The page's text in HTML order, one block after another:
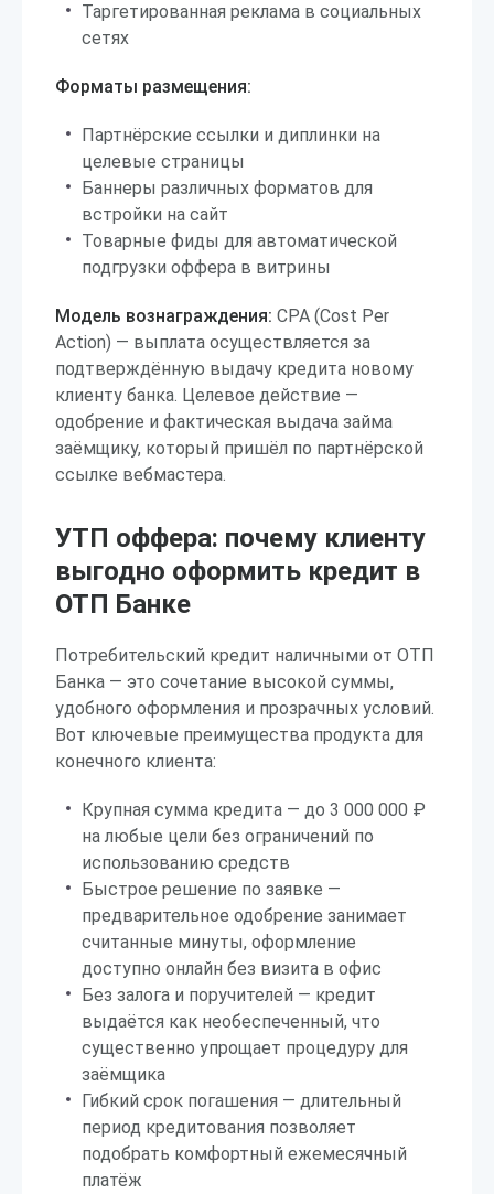
Таргетированная реклама в социальных
сетях
Форматы размещения:
Партнёрские ссылки и диплинки на
целевые страницы
Баннеры различных форматов для
встройки на сайт
Товарные фиды для автоматической
подгрузки оффера в витрины
Модель вознаграждения: CPA (Cost Per
Action) — выплата осуществляется за
подтверждённую выдачу кредита новому
клиенту банка. Целевое действие —
одобрение и фактическая выдача займа
заёмщику, который пришёл по партнёрской
ссылке вебмастера.
УТП оффера: почему клиенту
выгодно оформить кредит в
ОТП Банке
Потребительский кредит наличными от ОТП
Банка — это сочетание высокой суммы,
удобного оформления и прозрачных условий.
Вот ключевые преимущества продукта для
конечного клиента:
Крупная сумма кредита — до 3 000 000 ₽
на любые цели без ограничений по
использованию средств
Быстрое решение по заявке —
предварительное одобрение занимает
считанные минуты, оформление
доступно онлайн без визита в офис
Без залога и поручителей — кредит
выдаётся как необеспеченный, что
существенно упрощает процедуру для
заёмщика
Гибкий срок погашения — длительный
период кредитования позволяет
подобрать комфортный ежемесячный
платёж